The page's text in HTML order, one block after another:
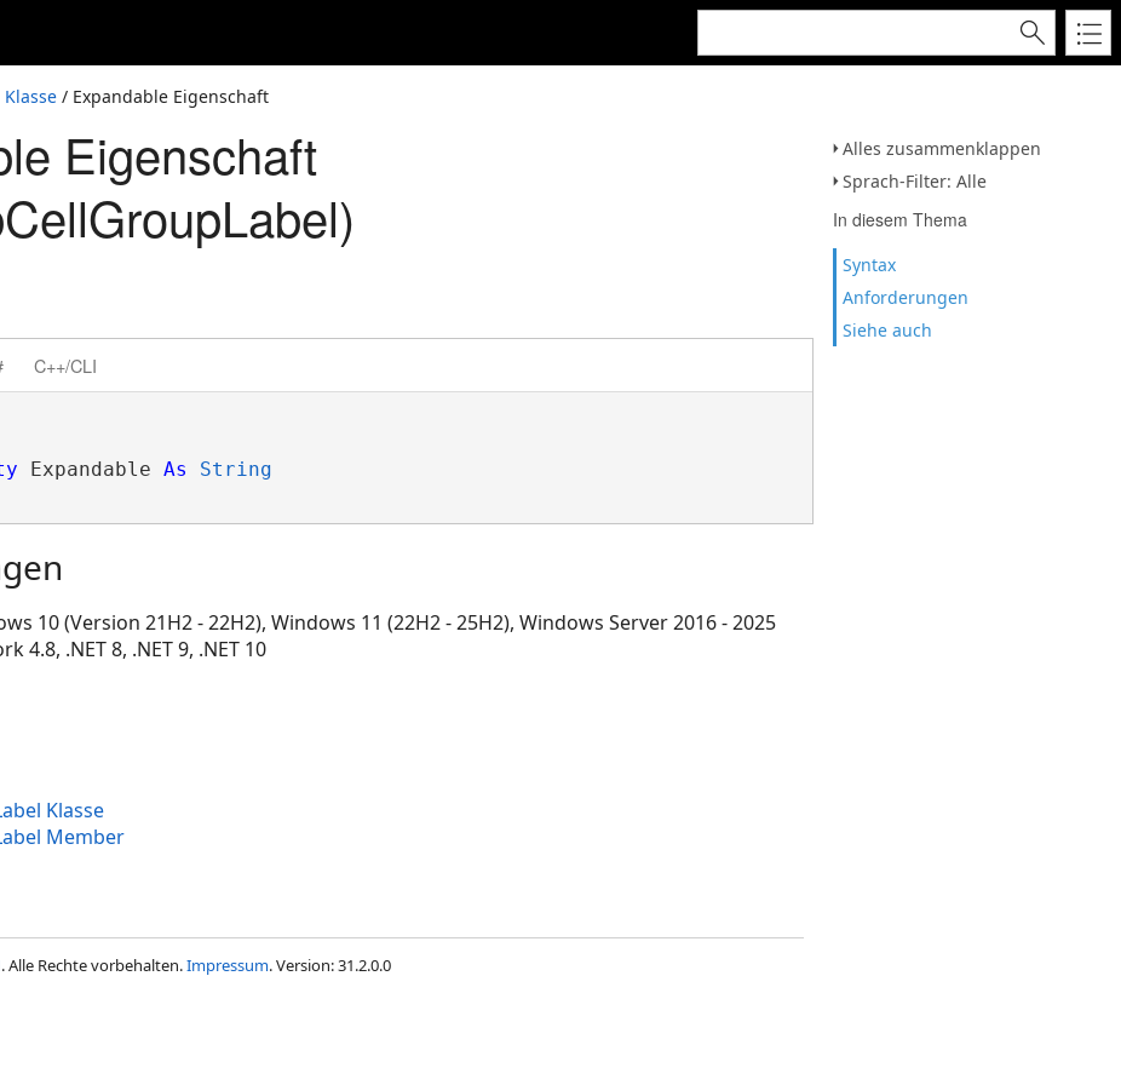
/ Expandable Eigenschaft
Alles zusammenklappen
Sprach-Filter: Alle
In diesem Thema
Syntax
Anforderungen
Siehe auch
Eigenschaft
C++/CLI
Expandable As String
10 (Version 21H2 - 22H2), Windows 11 (22H2 - 25H2), Windows Server 2016 - 2025
4.8, .NET 8, .NET 9, .NET 10
Klasse
Member
. Alle Rechte vorbehalten.Impressum. Version: 31.2.0.0